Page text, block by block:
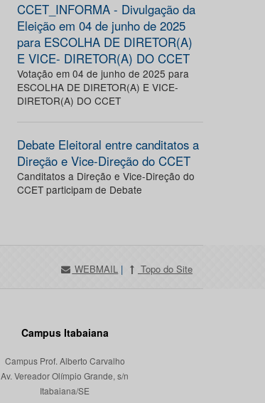
CCET_INFORMA - Divulgação da
Eleição em 04 de junho de 2025
para ESCOLHA DE DIRETOR(A)
E VICE- DIRETOR(A) DO CCET
Votação em 04 de junho de 2025 para
ESCOLHA DE DIRETOR(A) E VICE-
DIRETOR(A) DO CCET
Debate Eleitoral entre canditatos a
Direção e Vice-Direção do CCET
Canditatos a Direção e Vice-Direção do
CCET participam de Debate
WEBMAIL | Topo do Site
Campus Itabaiana
Campus Prof. Alberto Carvalho
Av. Vereador Olímpio Grande, s/n
Itabaiana/SE